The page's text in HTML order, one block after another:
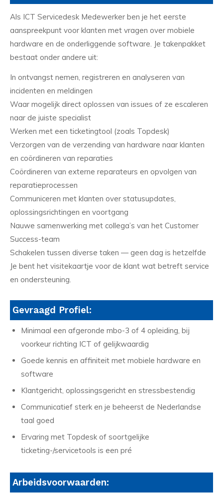
Als ICT Servicedesk Medewerker ben je het eerste
aanspreekpunt voor klanten met vragen over mobiele
hardware en de onderliggende software. Je takenpakket
bestaat onder andere uit:
In ontvangst nemen, registreren en analyseren van
incidenten en meldingen
Waar mogelijk direct oplossen van issues of ze escaleren
naar de juiste specialist
Werken met een ticketingtool (zoals Topdesk)
Verzorgen van de verzending van hardware naar klanten
en coördineren van reparaties
Coördineren van externe reparateurs en opvolgen van
reparatieprocessen
Communiceren met klanten over statusupdates,
oplossingsrichtingen en voortgang
Nauwe samenwerking met collega’s van het Customer
Success-team
Schakelen tussen diverse taken — geen dag is hetzelfde
Je bent het visitekaartje voor de klant wat betreft service
en ondersteuning.
Gevraagd Profiel:
Minimaal een afgeronde mbo-3 of 4 opleiding, bij
voorkeur richting ICT of gelijkwaardig
Goede kennis en affiniteit met mobiele hardware en
software
Klantgericht, oplossingsgericht en stressbestendig
Communicatief sterk en je beheerst de Nederlandse
taal goed
Ervaring met Topdesk of soortgelijke
ticketing-/servicetools is een pré
Arbeidsvoorwaarden: